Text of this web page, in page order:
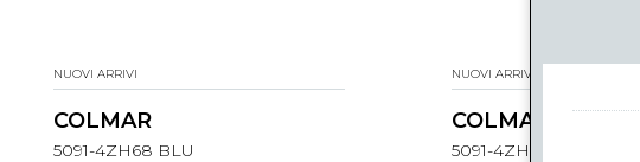
NUOVI ARRIVI
COLMAR
5091-4ZH68 BLU
NUOVI ARRIVI
COLMAR
5091-4ZH219 PANNA